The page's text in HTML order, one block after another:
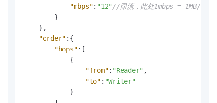
"mbps" : "12" //限流，此处1mbps = 1MB/s。
}
} ,
"order" : {
"hops" : [
{
"from" : "Reader" ,
"to" : "Writer"
}